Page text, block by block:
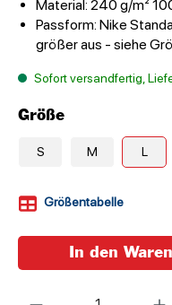
Material: 240 g/m²
Passform: Nike
größer aus - siehe
Sofort versandfertig,
Größe
S M L
Größentabelle
In den